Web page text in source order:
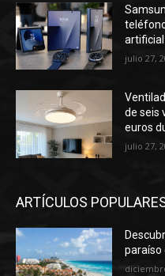
julio 27,
de seis
euros
julio 27,
ARTÍCULOS
paraíso